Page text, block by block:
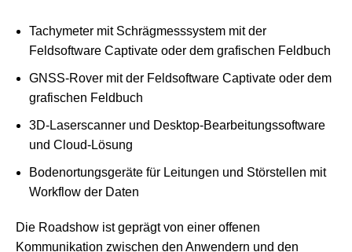
Tachymeter mit Schrägmesssystem mit der
Feldsoftware Captivate oder dem grafischen Feldbuch
GNSS-Rover mit der Feldsoftware Captivate oder dem
grafischen Feldbuch
3D-Laserscanner und Desktop-Bearbeitungssoftware
und Cloud-Lösung
Bodenortungsgeräte für Leitungen und Störstellen mit
Workflow der Daten
Die Roadshow ist geprägt von einer offenen
Kommunikation zwischen den Anwendern und den